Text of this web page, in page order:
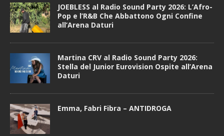
JOEBLESS al Radio Sound Party 2026: L’Afro-
Pop e l’R&B Che Abbattono Ogni Confine
all’Arena Daturi
Martina CRV al Radio Sound Party 2026:
Stella del Junior Eurovision Ospite all’Arena
Daturi
Emma, Fabri Fibra – ANTIDROGA